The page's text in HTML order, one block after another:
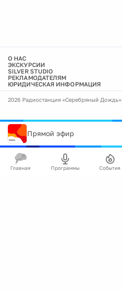
О НАС
ЭКСКУРСИИ
SILVER STUDIO
РЕКЛАМОДАТЕЛЯМ
ЮРИДИЧЕСКАЯ ИНФОРМАЦИЯ
2026 Радиостанция «Серебряный Дождь»
Прямой эфир
Главная Программы События